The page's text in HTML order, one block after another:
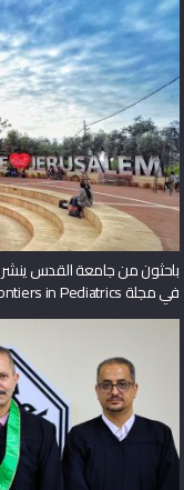
باحثون من جامعة القدس
في مجلة Frontiers in Pediatrics